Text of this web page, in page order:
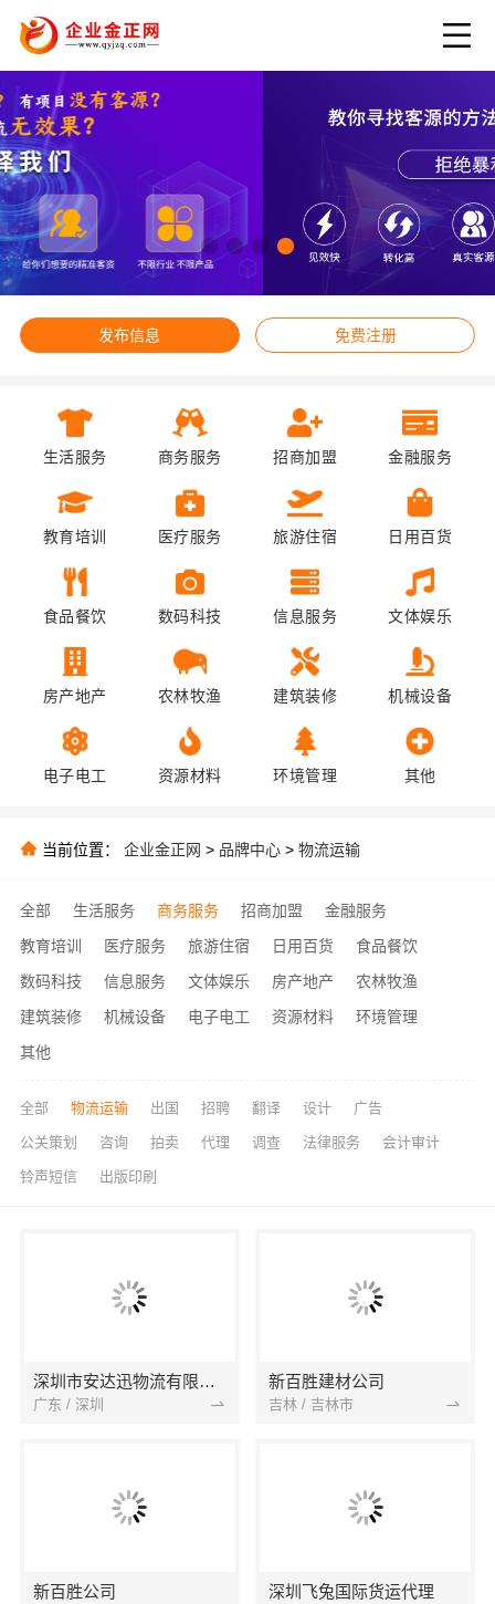
发布信息 免费注册
生活服务 商务服务 招商加盟 金融服务
教育培训 医疗服务 旅游住宿 日用百货
食品餐饮 数码科技 信息服务 文体娱乐
房产地产 农林牧渔 建筑装修 机械设备
电子电工 资源材料 环境管理 其他
当前位置： 企业金正网 > 品牌中心 > 物流运输
全部 生活服务 商务服务 招商加盟
金融服务
教育培训
医疗服务 旅游住宿 日用百货
食品餐饮
数码科技
信息服务 文体娱乐 房产地产
农林牧渔
建筑装修
机械设备 电子电工 资源材料
环境管理
其他
全部 物流运输 出国 招聘 翻译 设计 广告
公关策划 咨询 拍卖 代理 调查 法律服务 会计审计
铃声短信 出版印刷
深圳市安达迅物流有限公司
广东 / 深圳
新百胜建材公司
吉林 / 吉林市
新百胜公司 深圳飞兔国际货运代理